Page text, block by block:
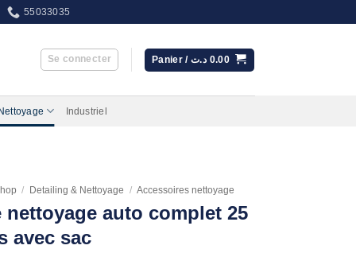
55033035
Se connecter Panier / 0.00 د.ت
Industriel
/ Detailing & Nettoyage / Accessoires nettoyage
nettoyage auto complet 25
avec sac